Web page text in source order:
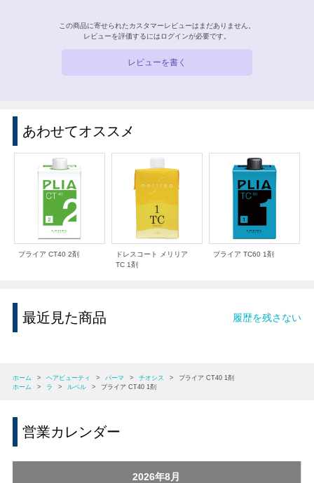
この商品に寄せられたカスタマーレビューはまだありません。
レビューを評価するには ログインが必要です。
レビューを書く
あわせてオススメ
プライア CT40 2剤
ドレスコート メリリア
TC 1剤
プライア TC60 1剤
最近見た商品 履歴を残さない
ホーム > ヘアビューティ > パーマ > チオシス >
プライア CT40 1剤
ホーム
> ラ > ルベル > プライア CT40 1剤
営業カレンダー
2026年8月